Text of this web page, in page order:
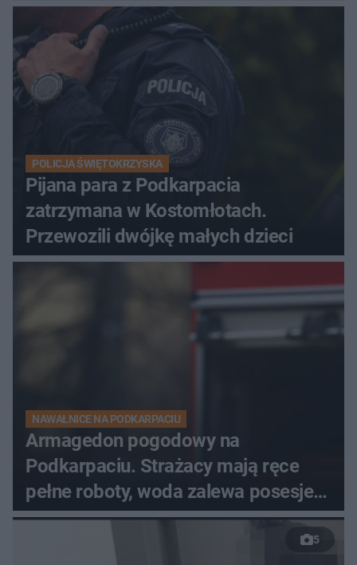
POLICJA ŚWIĘTOKRZYSKA
Pijana para z Podkarpacia
zatrzymana w Kostomłotach.
Przewozili dwójkę małych dzieci
NAWAŁNICE NA PODKARPACIU
Armagedon pogodowy na
Podkarpaciu. Strażacy mają ręce
pełne roboty, woda zalewa posesje i
budynki
5